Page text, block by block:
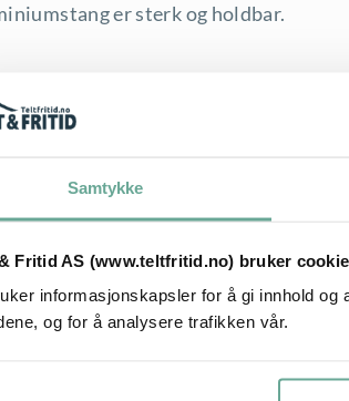
Samtykke
Fritid AS (www.teltfritid.no) bruker
informasjonskapsler for å gi innhold
og for å analysere trafikken vår.
er sterk og holdbar.